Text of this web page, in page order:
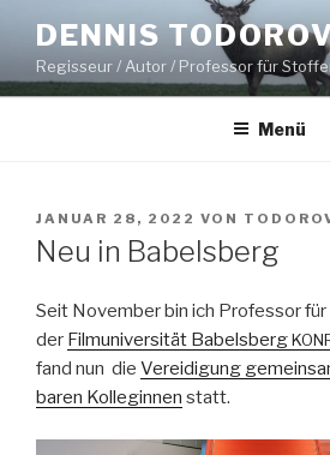
Inhalt
springen
DENNIS
Regisseur / Autor / Professor für
Menü
VERÖFFENTLICHT
AM
JANUAR 28, 2022 VON
Neu in Babelsberg
Seit Novem­ber bin ich Pro­fes­sor
der Fil­mu­ni­ver­sität Babels­berg
fand nun die Verei­di­gung
baren Kol­legin­nen statt.